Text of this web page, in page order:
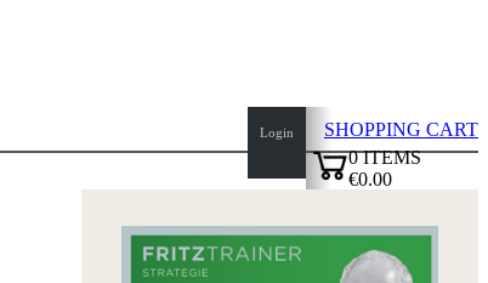
Login
SHOPPING CART
0ITEMS
€0.00
top
page
Home